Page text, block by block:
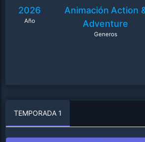
2026
Año
Animación Action
Adventure
Generos
TEMPORADA 1